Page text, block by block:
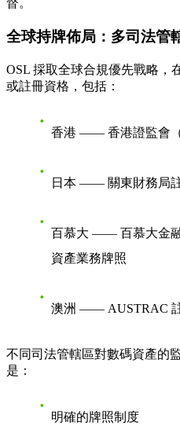
督。
全球持牌佈局：多司法管
OSL 採取全球合規優先戰略，
或註冊資格，包括：
香港 —— 香港證監會
日本 —— 關東財務局註
百慕大 —— 百慕大金融
資產業務牌照
澳洲 —— AUSTRAC
不同司法管轄區對數碼資產的
是：
明確的牌照制度